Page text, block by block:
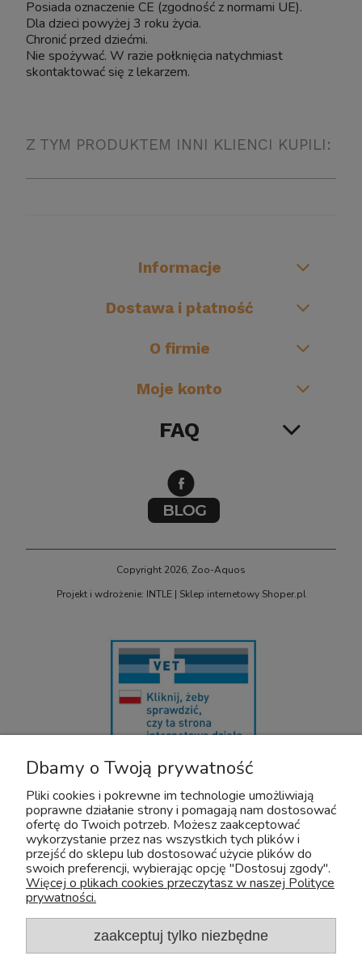
Posiada oznaczenie CE (zgodność z normami UE).
Dla dzieci powyżej 3 roku życia.
Chronić przed dziećmi.
Nie spożywać. W razie połknięcia natychmiast
skontaktować się z lekarzem.
Z TYM PRODUKTEM INNI KLIENCI KUPILI:
Informacje
Dostawa i płatność
O firmie
Moje konto
FAQ
Copyright 2026, Zoo-Aquos
Projekt i wdrożenie: INTLE| Sklep internetowy Shoper.pl
U nas bezpiecznie kupisz leki OTC dla zwierząt. Nadzór sprawuje :
Adres: Kazimierzowska 29 08-110 Siedlce
Tel:+48 25 632 64 59
Fax:+48 25 632 55 84
E-mail:wiw@mazowsze.wiw.gov.pl
www:http://www.wiw.mazowsze.pl/
Sklep Zoologiczny Zoo-Aquos
sklep@zoo-aquos.pl
Dbamy o Twoją prywatność
Pliki cookies i pokrewne im technologie umożliwiają
poprawne działanie strony i pomagają nam dostosować
ofertę do Twoich potrzeb. Możesz zaakceptować
wykorzystanie przez nas wszystkich tych plików i
przejść do sklepu lub dostosować użycie plików do
swoich preferencji, wybierając opcję "Dostosuj zgody".
Więcej o plikach cookies przeczytasz w naszej Polityce
prywatności.
zaakceptuj tylko niezbędne